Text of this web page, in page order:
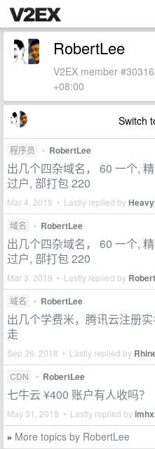
RobertLee
V2EX member
+08:00
Switch
程序员 • RobertLee
出几个四杂域名， 60 一个,
过户, 部打包 220
Mar 4, 2019 • Lastly replied by
域名 • RobertLee
出几个四杂域名， 60 一个,
过户, 部打包 220
Mar 3, 2019 • Lastly replied by
域名 • RobertLee
出几个学费米，腾讯云注册
走
Sep 26, 2018 • Lastly replied by
CDN • RobertLee
七牛云 ¥400 账户有人收吗？
May 31, 2018 • Lastly replied by
» More topics by RobertLee